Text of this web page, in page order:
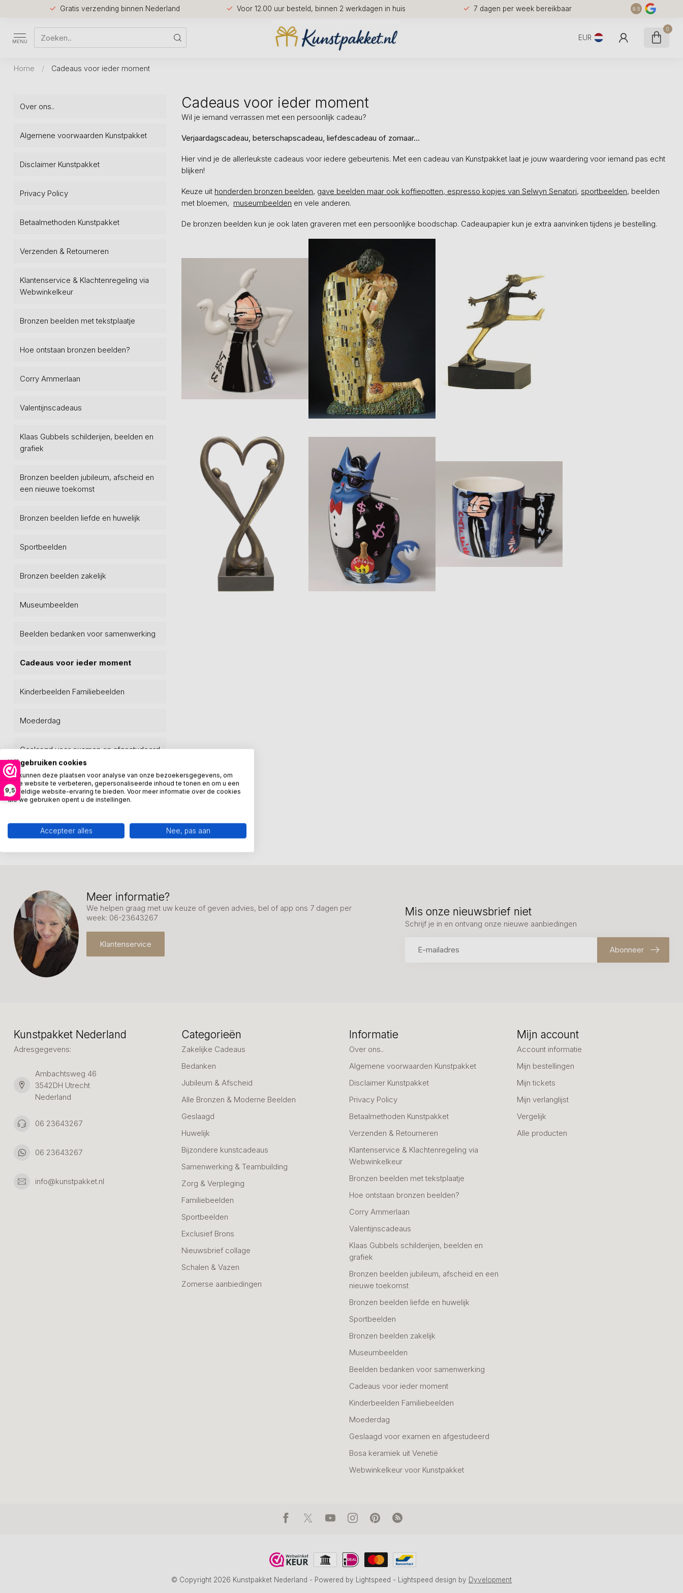
9,5
Gratis verzending binnen Nederland Voor 12.00 uur besteld, binnen 2 werkdagen in huis 7 dagen per week bereikbaar 9.5
MENU EUR
0
Home / Cadeaus voor ieder moment
Over ons..
Algemene voorwaarden Kunstpakket
Disclaimer Kunstpakket
Privacy Policy
Betaalmethoden Kunstpakket
Verzenden & Retourneren
Klantenservice & Klachtenregeling via
Webwinkelkeur
Bronzen beelden met tekstplaatje
Hoe ontstaan bronzen beelden?
Corry Ammerlaan
Valentijnscadeaus
Klaas Gubbels schilderijen, beelden en
grafiek
Bronzen beelden jubileum, afscheid en
een nieuwe toekomst
Bronzen beelden liefde en huwelijk
Sportbeelden
Bronzen beelden zakelijk
Museumbeelden
Beelden bedanken voor samenwerking
Cadeaus voor ieder moment
Kinderbeelden Familiebeelden
Moederdag
Geslaagd voor examen en afgestudeerd
Bosa keramiek uit Venetië
Cadeaus voor ieder moment
Wil je iemand verrassen met een persoonlijk cadeau?
Verjaardagscadeau, beterschapscadeau, liefdescadeau of zomaar...
Hier vind je de allerleukste cadeaus voor iedere gebeurtenis. Met een cadeau van Kunstpakket laat je jouw waardering voor iemand pas echt
blijken!
Keuze uit honderden bronzen beelden, gave beelden maar ook koffiepotten, espresso kopjes van Selwyn Senatori, sportbeelden, beelden
met bloemen, museumbeelden en vele anderen.
De bronzen beelden kun je ook laten graveren met een persoonlijke boodschap. Cadeaupapier kun je extra aanvinken tijdens je bestelling.
Meer informatie?
We helpen graag met uw keuze of geven advies, bel of app ons 7 dagen per
week: 06-23643267
Klantenservice
Mis onze nieuwsbrief niet
Schrijf je in en ontvang onze nieuwe aanbiedingen
Abonneer
Kunstpakket Nederland
Adresgegevens:
Ambachtsweg 46
3542DH Utrecht
Nederland
06 23643267
06 23643267
info@kunstpakket.nl
Categorieën
Zakelijke Cadeaus
Bedanken
Jubileum & Afscheid
Alle Bronzen & Moderne Beelden
Geslaagd
Huwelijk
Bijzondere kunstcadeaus
Samenwerking & Teambuilding
Zorg & Verpleging
Familiebeelden
Sportbeelden
Exclusief Brons
Nieuwsbrief collage
Schalen & Vazen
Zomerse aanbiedingen
Informatie
Over ons..
Algemene voorwaarden Kunstpakket
Disclaimer Kunstpakket
Privacy Policy
Betaalmethoden Kunstpakket
Verzenden & Retourneren
Klantenservice & Klachtenregeling via
Webwinkelkeur
Bronzen beelden met tekstplaatje
Hoe ontstaan bronzen beelden?
Corry Ammerlaan
Valentijnscadeaus
Klaas Gubbels schilderijen, beelden en
grafiek
Bronzen beelden jubileum, afscheid en een
nieuwe toekomst
Bronzen beelden liefde en huwelijk
Sportbeelden
Bronzen beelden zakelijk
Museumbeelden
Beelden bedanken voor samenwerking
Cadeaus voor ieder moment
Kinderbeelden Familiebeelden
Moederdag
Geslaagd voor examen en afgestudeerd
Bosa keramiek uit Venetië
Webwinkelkeur voor Kunstpakket
Mijn account
Account informatie
Mijn bestellingen
Mijn tickets
Mijn verlanglijst
Vergelijk
Alle producten
© Copyright 2026 Kunstpakket Nederland - Powered by Lightspeed - Lightspeed design by Dyvelopment
Wij gebruiken cookies
We kunnen deze plaatsen voor analyse van onze bezoekersgegevens, om
onze website te verbeteren, gepersonaliseerde inhoud te tonen en om u een
geweldige website-ervaring te bieden. Voor meer informatie over de cookies
die we gebruiken opent u de instellingen.
Accepteer alles Nee, pas aan